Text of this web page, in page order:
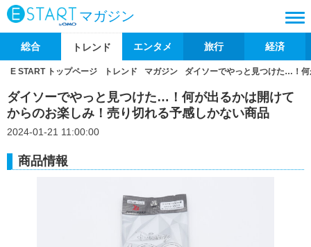
マガジン
総合 トレンド エンタメ 旅行 経済
E START トップページ トレンド マガジン ダイソーでやっと見つけた…！
ダイソーでやっと見つけた…！何が出るかは開けて
からのお楽しみ！売り切れる予感しかない商品
2024-01-21 11:00:00
商品情報